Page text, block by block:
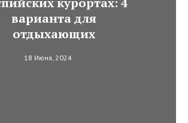
варианта для
отдыхающих
18 Июня, 2024